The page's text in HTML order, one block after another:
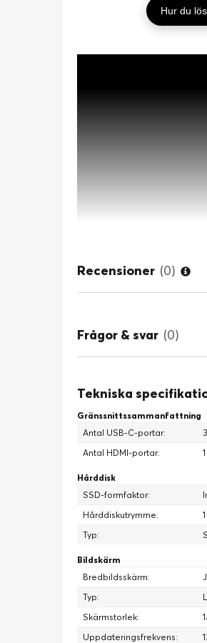
Hur du
Recensioner (0)
Frågor & svar (0)
Tekniska
Gränssnittssammanfattning
Antal USB-C-portar:
3
Antal HDMI-portar:
1
Hårddisk
SSD-formfaktor:
Hårddiskutrymme:
Typ:
Bildskärm
Bredbildsskärm:
Typ:
Skärmstorlek:
Uppdateringsfrekvens: